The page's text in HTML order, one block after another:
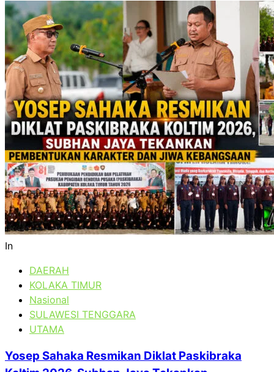
In
DAERAH
KOLAKA TIMUR
Nasional
SULAWESI TENGGARA
UTAMA
Yosep Sahaka Resmikan Diklat Paskibraka